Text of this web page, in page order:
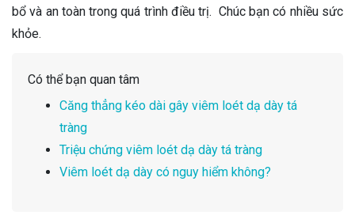
bổ và an toàn trong quá trình điều trị. Chúc bạn có nhiều sức
khỏe.
Có thể bạn quan tâm
Căng thẳng kéo dài gây viêm loét dạ dày tá
tràng
Triệu chứng viêm loét dạ dày tá tràng
Viêm loét dạ dày có nguy hiểm không?